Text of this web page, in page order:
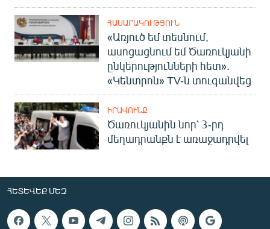
ՀԱՍԱՐԱԿՈՒԹՅՈՒՆ
«Առյուծ եմ տեսնում,
ասոցացնում եմ Ծառուկյանի
ընկերությունների հետ».
«Կենտրոն» TV-ն տուգանվեց
ԻՐԱՎՈՒՆՔ
Ծառուկյանին նոր՝ 3-րդ
մեղադրանքն է առաջադրվել
ՀԵՏԵՎԵՔ ՄԵԶ